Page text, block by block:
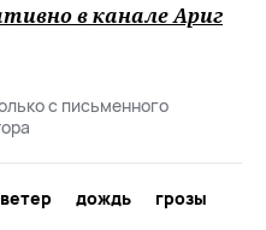
в канале Ариг
с письменного
ветер дождь
грозы